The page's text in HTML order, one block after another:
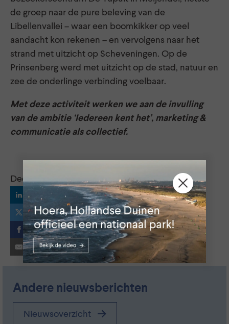
de groep naar de pure beleving van de
Libellenvallei – waar een boomkikker op veel
aandacht kon rekenen – en vervolgens naar het
strand met uitzicht op Scheveningen. Op de
Prinsenberg werd met uitzicht op de stad, natuur en
zee de onderlinge verbinding voelbaar.
Met deze activiteit werken we aan de invulling
van de ambitie ‘Iedereen kent het’, marketing &
communicatie als collectief.
Deel dit bericht via:
LinkedIn
X
Facebook
E-mail
Andere nieuwsberichten
Nieuwsoverzicht